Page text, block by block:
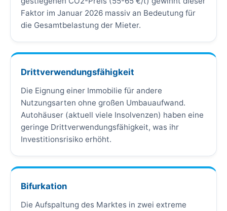
Faktor im Januar 2026 massiv an Bedeutung für
die Gesamtbelastung der Mieter.
Drittverwendungsfähigkeit
Die Eignung einer Immobilie für andere
Nutzungsarten ohne großen Umbauaufwand.
Autohäuser (aktuell viele Insolvenzen) haben eine
geringe Drittverwendungsfähigkeit, was ihr
Investitionsrisiko erhöht.
Bifurkation
Die Aufspaltung des Marktes in zwei extreme